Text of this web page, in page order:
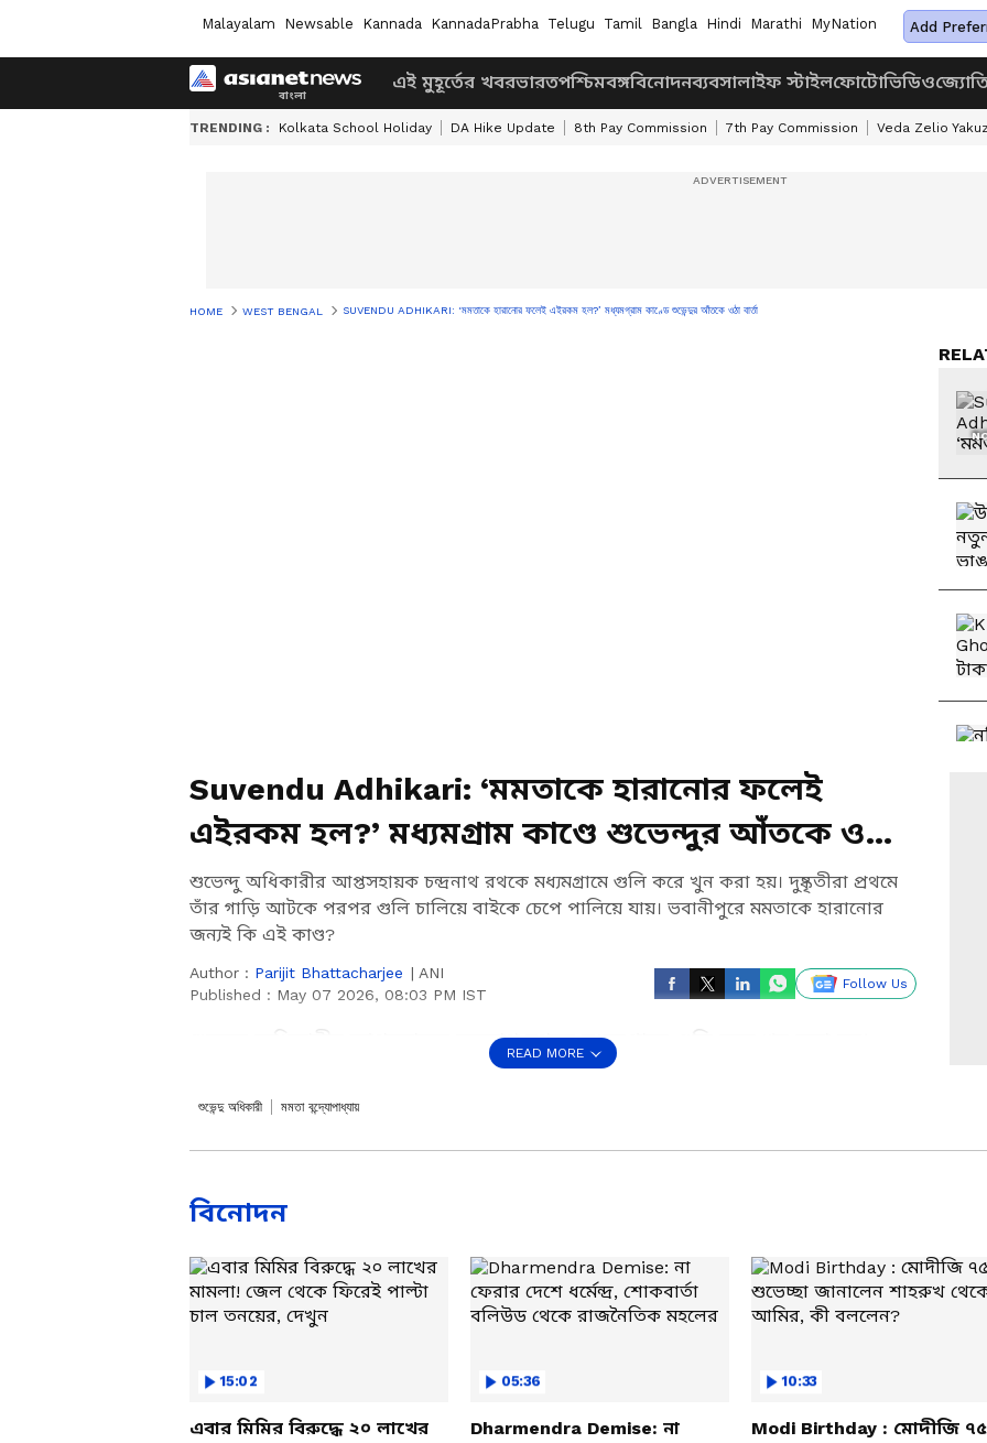
Malayalam Newsable Kannada KannadaPrabha Telugu Tamil Bangla Hindi Marathi MyNation Add
এই মুহূর্তের খবরভারতপশ্চিমবঙ্গবিনোদনব্যবসালাইফ স্টাইলফোটোভিডিও
TRENDING : Kolkata School Holiday DA Hike Update 8th Pay Commission 7th Pay Commission Veda Zelio
HOME WEST BENGAL SUVENDU ADHIKARI: ‘মমতাকে হারানোর ফলেই এইরকম হল?’ মধ্যমগ্রাম কাণ্ডে শুভেন্দুর আঁতকে ওঠা বার্তা
Suvendu Adhikari: ‘মমতাকে হারানোর ফলেই
এইরকম হল?’ মধ্যমগ্রাম কাণ্ডে শুভেন্দুর আঁতকে ওঠা
বার্তা
শুভেন্দু অধিকারীর আপ্তসহায়ক চন্দ্রনাথ রথকে মধ্যমগ্রামে গুলি করে খুন করা হয়। দুষ্কৃতীরা প্রথমে
তাঁর গাড়ি আটকে পরপর গুলি চালিয়ে বাইকে চেপে পালিয়ে যায়। ভবানীপুরে মমতাকে হারানোর
জন্যই কি এই কাণ্ড?
Author : Parijit Bhattacharjee | ANI
Published : May 07 2026, 08:03 PM IST
Follow Us
শুভেন্দু অধিকারীর আপ্তসহায়ক চন্দ্রনাথ রথকে মধ্যমগ্রামে গুলি করে খুন করা হয়।
দুষ্কৃতীরা প্রথমে তাঁর গাড়ি আটকে পরপর গুলি চালিয়ে বাইকে চেপে পালিয়ে যায়।
ভবানীপুরে মমতাকে হারানোর জন্যই কি এই কাণ্ড? সাংবাদিকদের সামনে বিস্ফোরক
Add Asianetnews Bangla as a Preferred Source
READ MORE
শুভেন্দু অধিকারী মমতা বন্দ্যোপাধ্যায়
বিনোদন
15:02
এবার মিমির বিরুদ্ধে ২০ লাখের
05:36
Dharmendra Demise: না
10:33
Modi Birthday : মোদীজি